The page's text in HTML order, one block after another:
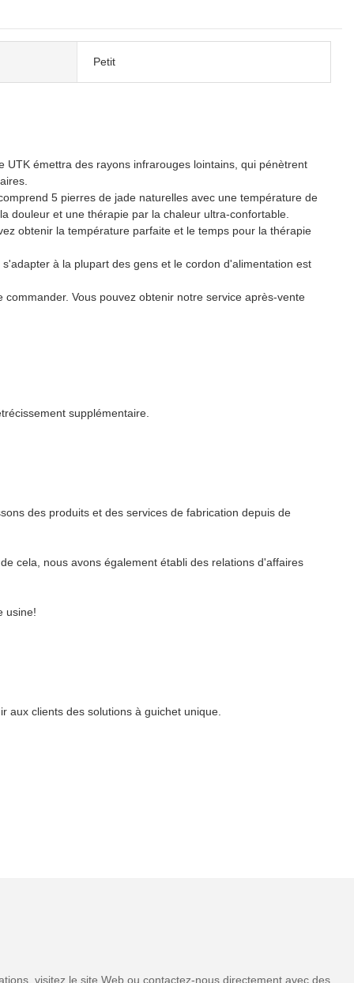
Petit
émettra des rayons infrarouges lointains, qui pénètrent
5 pierres de jade naturelles avec une température de
douleur et une thérapie par la chaleur ultra-confortable.
obtenir la température parfaite et le temps pour la thérapie
à la plupart des gens et le cordon d'alimentation est
Vous pouvez obtenir notre service après-vente
supplémentaire.
des produits et des services de fabrication depuis de
cela, nous avons également établi des relations d'affaires
usine!
aux clients des solutions à guichet unique.
visitez le site Web ou contactez-nous directement avec des